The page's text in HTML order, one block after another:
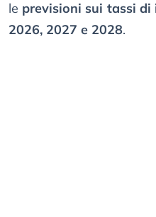
le previsioni sui tassi di
2026, 2027 e 2028.